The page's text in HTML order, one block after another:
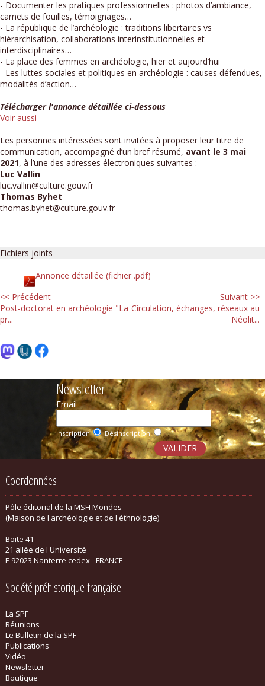
- Documenter les pratiques professionnelles : photos d’ambiance,
carnets de fouilles, témoignages…
- La république de l’archéologie : traditions libertaires vs
hiérarchisation, collaborations interinstitutionnelles et
interdisciplinaires…
- La place des femmes en archéologie, hier et aujourd’hui
- Les luttes sociales et politiques en archéologie : causes défendues,
modalités d’action…
Télécharger l'annonce détaillée ci-dessous
Voir aussi
Les personnes intéressées sont invitées à proposer leur titre de
communication, accompagné d’un bref résumé, avant le 3 mai
2021, à l’une des adresses électroniques suivantes :
Luc Vallin
luc.vallin@culture.gouv.fr
Thomas Byhet
thomas.byhet@culture.gouv.fr
Fichiers joints
Annonce détaillée (fichier .pdf)
<< Précédent
Post-doctorat en archéologie "La
pr...
Suivant >>
Circulation, échanges, réseaux au
Néolit...
Newsletter
Email :
Inscription Désinscription
Coordonnées
Pôle éditorial de la MSH Mondes
(Maison de l'archéologie et de l'éthnologie)
Boite 41
21 allée de l'Université
F-92023 Nanterre cedex - FRANCE
Société préhistorique française
La SPF
Réunions
Le Bulletin de la SPF
Publications
Vidéo
Newsletter
Boutique